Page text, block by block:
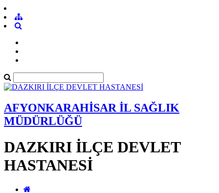
AFYONKARAHİSAR İL SAĞLIK
MÜDÜRLÜĞÜ
DAZKIRI İLÇE DEVLET
HASTANESİ